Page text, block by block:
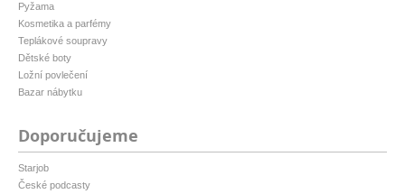
Pyžama
Kosmetika a parfémy
Teplákové soupravy
Dětské boty
Ložní povlečení
Bazar nábytku
Doporučujeme
Starjob
České podcasty